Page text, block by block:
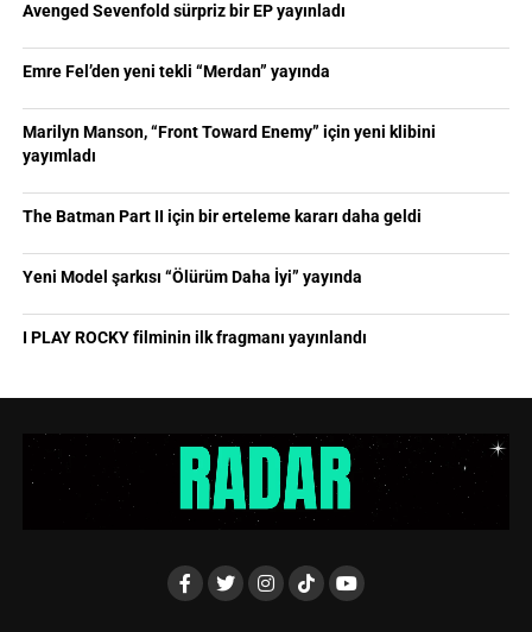
Avenged Sevenfold sürpriz bir EP yayınladı
Emre Fel’den yeni tekli “Merdan” yayında
Marilyn Manson, “Front Toward Enemy” için yeni klibini
yayımladı
The Batman Part II için bir erteleme kararı daha geldi
Yeni Model şarkısı “Ölürüm Daha İyi” yayında
I PLAY ROCKY filminin ilk fragmanı yayınlandı